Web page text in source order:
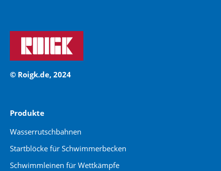
© Roigk.de, 2024
Produkte
Wasserrutschbahnen
Startblöcke für Schwimmerbecken
Schwimmleinen für Wettkämpfe